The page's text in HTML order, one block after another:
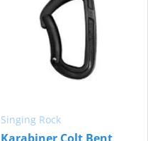
Singing Rock
Karabiner Colt Bent